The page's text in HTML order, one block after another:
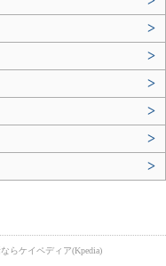
>
>
>
>
>
>
らケイペディア(Kpedia)